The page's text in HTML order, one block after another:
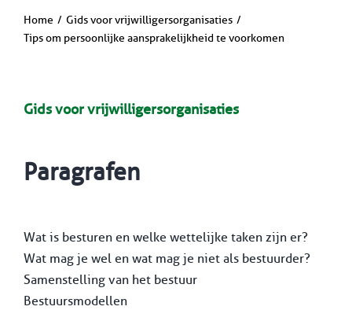
Home
Gids voor vrijwilligersorganisaties
Tips om persoonlijke aansprakelijkheid te voorkomen
Gids voor vrijwilligersorganisaties
Paragrafen
Wat is besturen en welke wettelijke taken zijn er?
Wat mag je wel en wat mag je niet als bestuurder?
Samenstelling van het bestuur
Bestuursmodellen